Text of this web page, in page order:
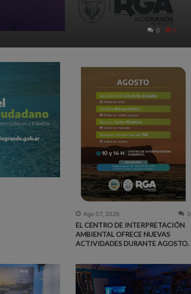
0 0
Ago 07, 2026 0
EL CENTRO DE INTERPRETACIÓN
AMBIENTAL OFRECE NUEVAS
ACTIVIDADES DURANTE AGOSTO.